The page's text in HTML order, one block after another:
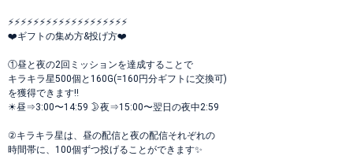
⚡⚡⚡⚡⚡⚡⚡⚡⚡⚡⚡⚡⚡⚡⚡⚡⚡⚡⚡
❤️ギフトの集め方&投げ方❤️
①昼と夜の2回ミッションを達成することで
キラキラ星500個と160G(=160円分ギフトに交換可)
を獲得できます‼
☀昼⇒3:00〜14:59 🌛夜⇒15:00〜翌日の夜中2:59
②キラキラ星は、昼の配信と夜の配信それぞれの
時間帯に、100個ずつ投げることができます✨